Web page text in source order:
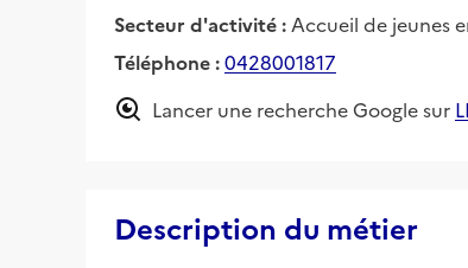
Secteur d'activité : Accueil de jeunes
Téléphone :0428001817
Lancer une recherche Google sur
Description du métier